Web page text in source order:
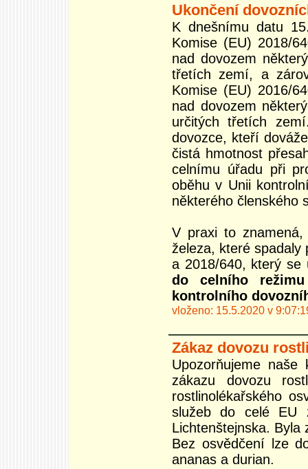
Ukončení
K dnešnímu datu
Komise (EU) 2018/
nad dovozem
třetích zemí, a
Komise (EU) 2016/
nad dovozem
určitých třetích
dovozce, kteří
čistá hmotnost
celnímu úřadu při
oběhu v Unii
některého členského
V praxi to
železa, které
a 2018/640, který
do celního
kontrolního
vloženo: 15.5.2020 v
Zákaz dovozu
Upozorňujeme
zákazu dovozu
rostlinolékařského
služeb do celé EU
Lichtenštejnska. Byla
Bez osvědčení lze
ananas a durian.